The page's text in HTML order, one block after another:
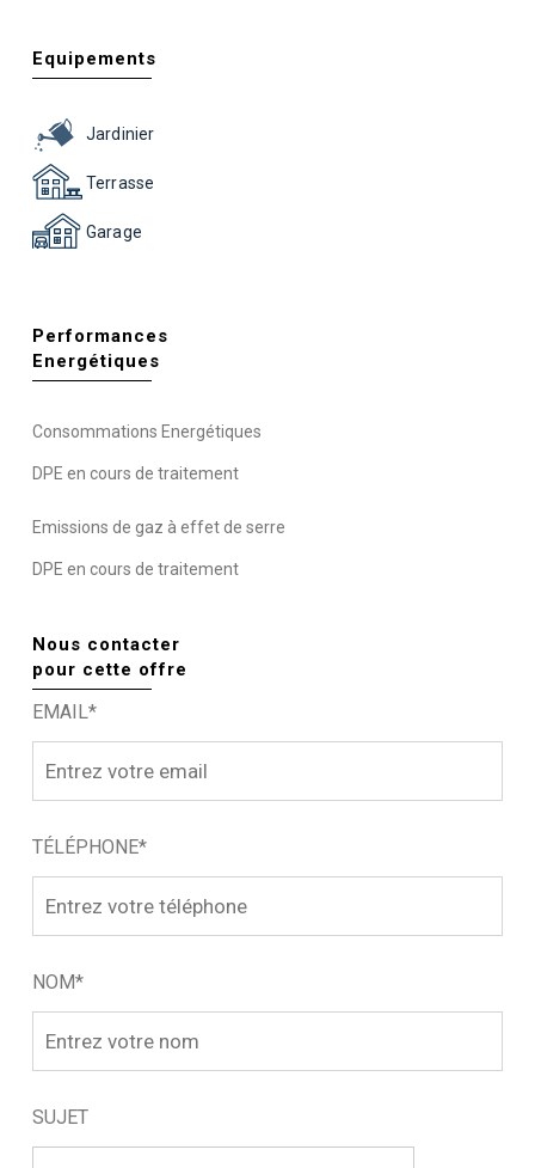
Equipements
Jardinier
Terrasse
Garage
Performances
Energétiques
Consommations Energétiques
DPE en cours de traitement
Emissions de gaz à effet de serre
DPE en cours de traitement
Nous contacter
pour cette offre
EMAIL*
TÉLÉPHONE*
NOM*
SUJET